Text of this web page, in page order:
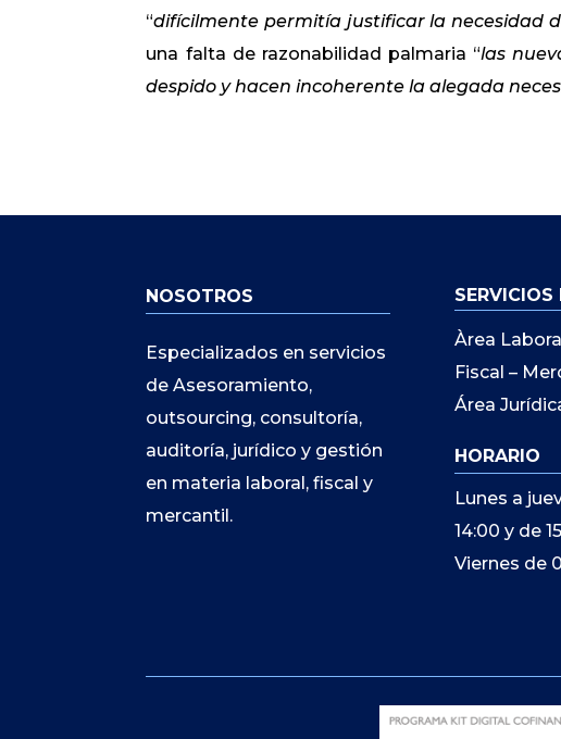
“difícilmente permitía justificar la necesidad
una falta de razonabilidad palmaria “las
despido y hacen incoherente la alegada
NOSOTROS
Especializados en servicios
de Asesoramiento,
outsourcing, consultoría,
auditoría, jurídico y gestión
en materia laboral, fiscal y
mercantil.
SERVICIOS
Àrea
Fiscal –
Área
HORARIO
Lunes a
14:00 y de
Viernes de